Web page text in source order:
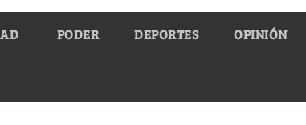
PODER DEPORTES OPINIÓN